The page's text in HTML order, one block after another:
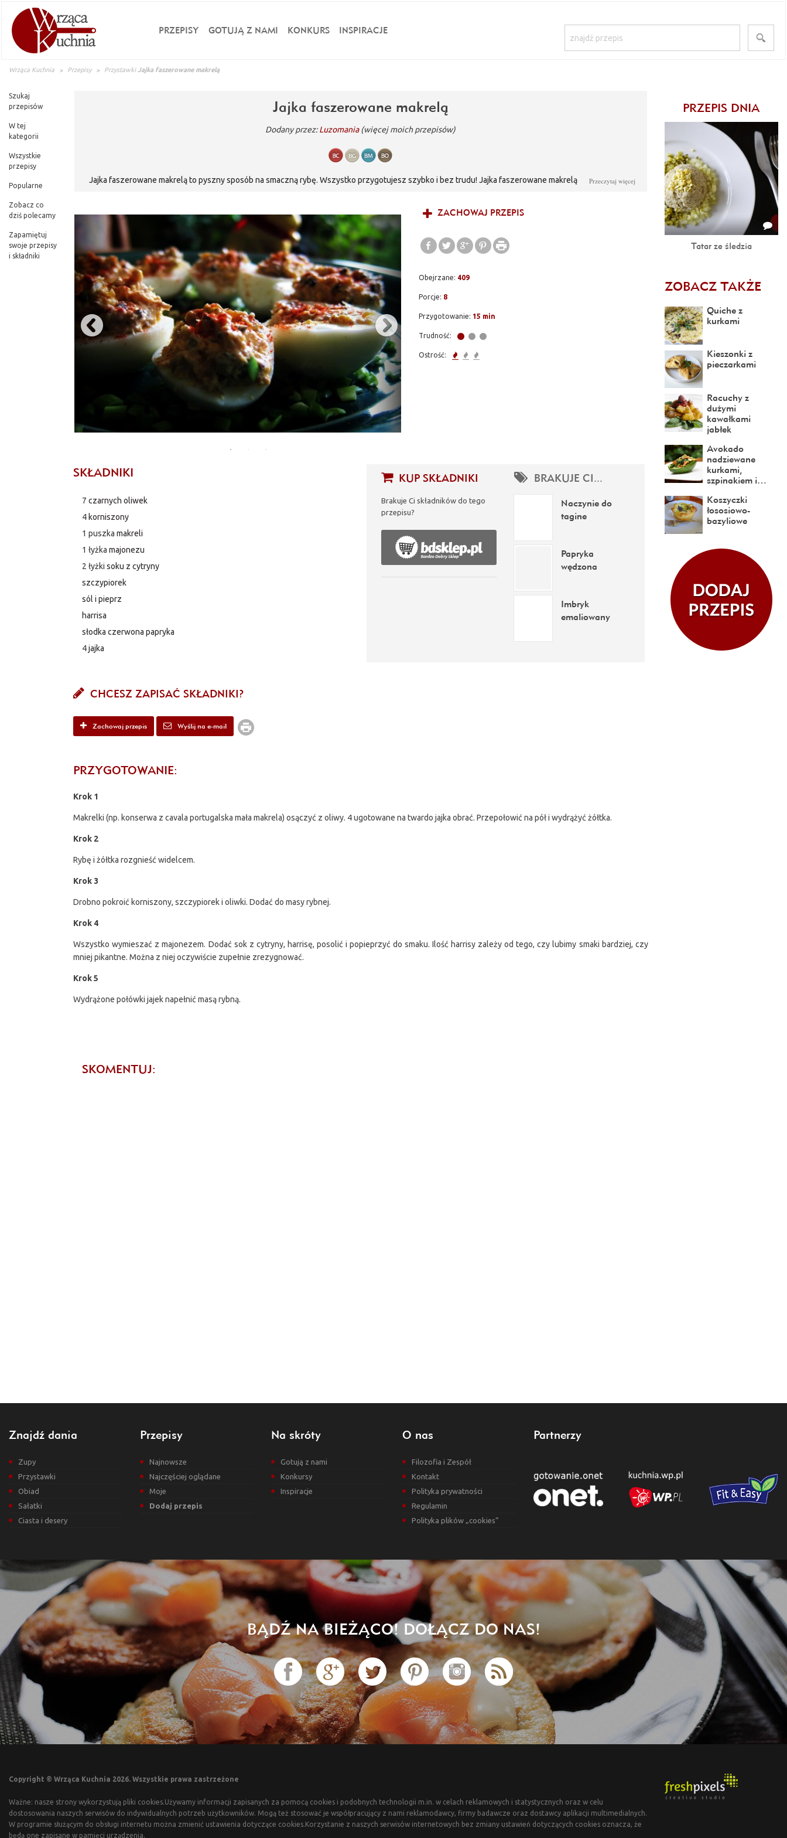
PRZEPISY GOTUJĄ Z NAMI KONKURS INSPIRACJE
Wrząca Kuchnia Przepisy Przystawki Jajka faszerowane makrelą
Szukaj
przepisów
W tej
kategorii
Wszystkie
przepisy
Popularne
Zobacz co
dziś polecamy
Zapamiętuj
swoje przepisy
i składniki
Jajka faszerowane makrelą
Dodany przez:Luzomania (więcej moich przepisów)
Jajka faszerowane makrelą to pyszny sposób na smaczną rybę. Wszystko przygotujesz szybko i bez trudu! Jajka faszerowane makrelą są wspaniałym
Przeczytaj więcej
ZACHOWAJ PRZEPIS
Obejrzane: 409
Porcje: 8
Przygotowanie: 15 min
Trudność:
Ostrość:
SKŁADNIKI
7czarnych oliwek
4 korniszony
1 puszka makreli
1 łyżka majonezu
2 łyżki soku z cytryny
szczypiorek
sól i pieprz
harrisa
słodka czerwona papryka
4jajka
KUP SKŁADNIKI
Brakuje Ci składników do tego
przepisu?
BRAKUJE CI...
Naczynie do
tagine
Papryka
wędzona
Imbryk
emaliowany
CHCESZ ZAPISAĆ SKŁADNIKI?
Zachowaj przepis Wyślij na e-mail
PRZYGOTOWANIE:
Krok 1
Makrelki (np. konserwa z cavala portugalska mała makrela) osączyć z oliwy. 4 ugotowane na twardo jajka obrać. Przepołowić na pół i wydrążyć żółtka.
Krok 2
Rybę i żółtka rozgnieść widelcem.
Krok 3
Drobno pokroić korniszony, szczypiorek i oliwki. Dodać do masy rybnej.
Krok 4
Wszystko wymieszać z majonezem. Dodać sok z cytryny, harrisę, posolić i popieprzyć do smaku. Ilość harrisy zależy od tego, czy lubimy smaki bardziej, czy
mniej pikantne. Można z niej oczywiście zupełnie zrezygnować.
Krok 5
Wydrążone połówki jajek napełnić masą rybną.
SKOMENTUJ:
PRZEPIS DNIA
Tatar ze śledzia
ZOBACZ TAKŻE
Quiche z
kurkami
Kieszonki z
pieczarkami
Racuchy z
dużymi
kawałkami
jabłek
Avokado
nadziewane
kurkami,
szpinakiem i…
Koszyczki
łososiowo-
bazyliowe
Znajdź dania
Zupy
Przystawki
Obiad
Sałatki
Ciasta i desery
Przepisy
Najnowsze
Najczęściej oglądane
Moje
Dodaj przepis
Na skróty
Gotują z nami
Konkursy
Inspiracje
O nas
Filozofia i Zespół
Kontakt
Polityka prywatności
Regulamin
Polityka plików „cookies”
Partnerzy
BĄDŹ NA BIEŻĄCO! DOŁĄCZ DO NAS!
Copyright © Wrząca Kuchnia 2026. Wszystkie prawa zastrzeżone
Ważne: nasze strony wykorzystują pliki cookies.Używamy informacji zapisanych za pomocą cookies i podobnych technologii m.in. w celach reklamowych i statystycznych oraz w celu
dostosowania naszych serwisów do indywidualnych potrzeb użytkowników. Mogą też stosować je współpracujący z nami reklamodawcy, firmy badawcze oraz dostawcy aplikacji multimedialnych.
W programie służącym do obsługi internetu można zmienić ustawienia dotyczące cookies.Korzystanie z naszych serwisów internetowych bez zmiany ustawień dotyczących cookies oznacza, że
będą one zapisane w pamięci urządzenia.